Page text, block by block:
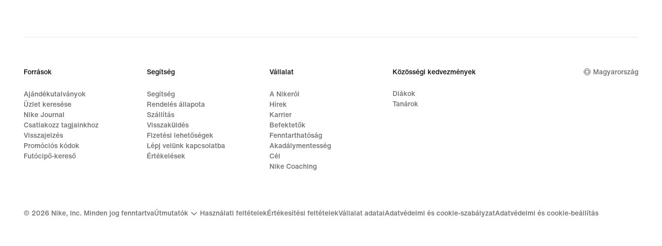
Források
Ajándékutalványok
Üzlet keresése
Nike Journal
Csatlakozz tagjainkhoz
Visszajelzés
Promóciós kódok
Futócipő-kereső
Segítség
Segítség
Rendelés állapota
Szállítás
Visszaküldés
Fizetési lehetőségek
Lépj velünk kapcsolatba
Értékelések
Vállalat
A Nikeról
Hírek
Karrier
Befektetők
Fenntarthatóság
Akadálymentesség
Cél
Nike Coaching
Közösségi kedvezmények
Diákok
Tanárok
Magyarország
© 2026 Nike, Inc. Minden jog fenntartvaÚtmutatók Használati feltételekÉrtékesítési feltételekVállalat adataiAdatvédelmi és cookie-szabályzatAdatvédelmi és cookie-beállítás